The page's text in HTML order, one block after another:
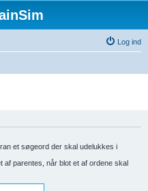
Log ind
et søgeord der skal udelukkes i
af parentes, når blot et af ordene skal